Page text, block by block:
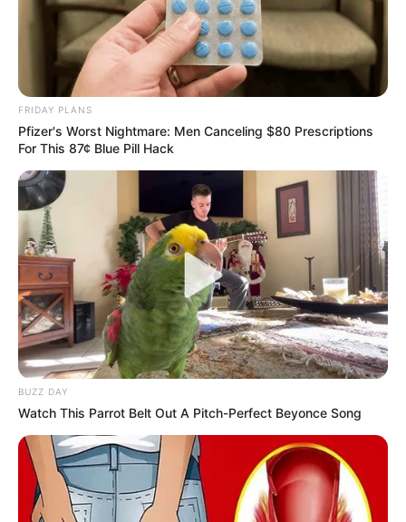
തിരുവനന്തപുരം:കവടിയാർ കൊട്ടാരത്തിൽ നിന്ന് 2
കോടിയോളം രൂപ മൂല്യം വരുന്ന പൗരാണിക
ആഭരണങ്ങൾ മോഷ്ടിക്കപ്പെട്ട കേസിന്റെ
അന്വേഷണം കേരളത്തിന് പുറത്തേക്ക്.
ആഭരണങ്ങൾ കേരളത്തിന് പുറത്തേക്ക്
കടത്തിയോയെന്ന സംശയമാണ് ഉയരുന്നത്.
പൗരാണിക ആഭരണങ്ങൾ വിൽക്കുന്നവരെയും
വാങ്ങുന്നവരെയും കേന്ദ്രീകരിച്ചും അന്വേഷണം
നടക്കുന്നുണ്ട്. ചെന്നൈ, ബംഗളൂരു നഗരങ്ങളിൽ
FRIDAY PLANS
Pfizer's Worst Nightmare: Men Canceling $80 Prescriptions
For This 87¢ Blue Pill Hack
BUZZ DAY
Watch This Parrot Belt Out A Pitch-Perfect Beyonce Song